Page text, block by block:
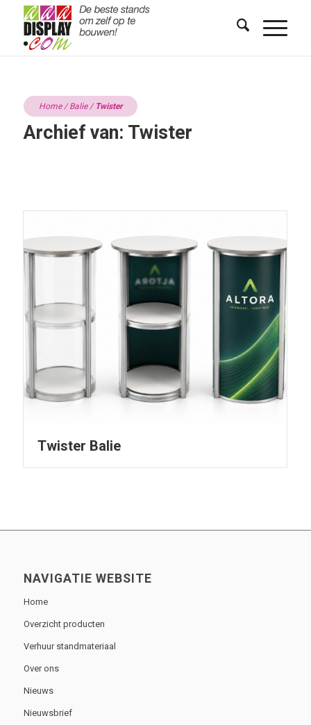
Home/Balie/ Twister
Archief van: Twister
Twister Balie
NAVIGATIE WEBSITE
Home
Overzicht producten
Verhuur standmateriaal
Over ons
Nieuws
Nieuwsbrief